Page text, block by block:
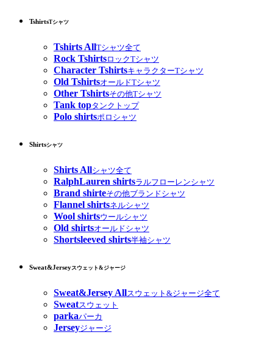
TshirtsTシャツ
Tshirts AllTシャツ全て
Rock TshirtsロックTシャツ
Character TshirtsキャラクターTシャツ
Old TshirtsオールドTシャツ
Other Tshirtsその他Tシャツ
Tank topタンクトップ
Polo shirtsポロシャツ
Shirtsシャツ
Shirts Allシャツ全て
RalphLauren shirtsラルフローレンシャツ
Brand shirteその他ブランドシャツ
Flannel shirtsネルシャツ
Wool shirtsウールシャツ
Old shirtsオールドシャツ
Shortsleeved shirts半袖シャツ
Sweat&Jerseyスウェット&ジャージ
Sweat&Jersey Allスウェット&ジャージ全て
Sweatスウェット
parkaパーカ
Jerseyジャージ